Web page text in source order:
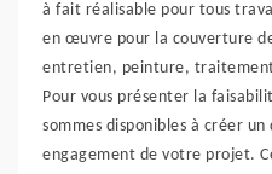
à fait réalisable pour tous
en œuvre pour la couverture
entretien, peinture,
Pour vous présenter la
sommes disponibles à créer
engagement de votre projet.